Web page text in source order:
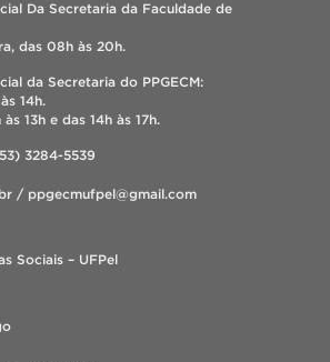
Da Secretaria da Faculdade de
das 08h às 20h.
da Secretaria do PPGECM:
14h.
13h e das 14h às 17h.
3284-5539
/ ppgecmufpel@gmail.com
Sociais – UFPel